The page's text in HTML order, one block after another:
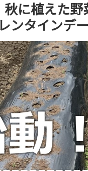
秋に植えた
ンタインデ